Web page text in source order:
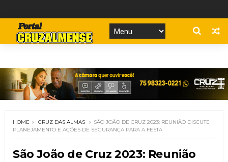
HOME CRUZ DAS ALMAS
SÃO JOÃO DE CRUZ 2023: REUNIÃO DISCUTE
PLANEJAMENTO E AÇÕES DE SEGURANÇA PARA A FESTA
São João de Cruz 2023: Reunião